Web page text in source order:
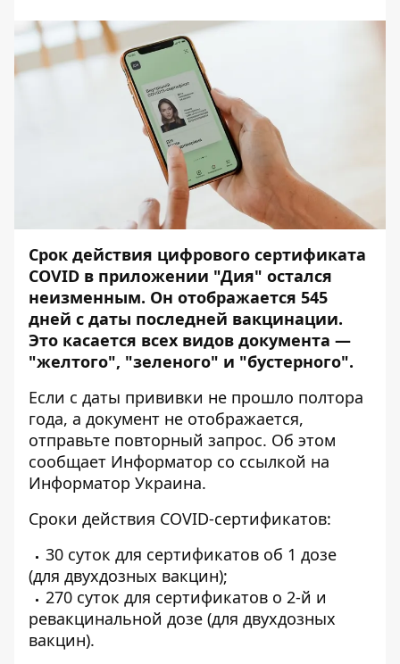
Срок действия цифрового сертификата
COVID в приложении "Дия" остался
неизменным. Он отображается 545
дней с даты последней вакцинации.
Это касается всех видов документа —
"желтого", "зеленого" и "бустерного".
Если с даты прививки не прошло полтора
года, а документ не отображается,
отправьте повторный запрос. Об этом
сообщает Информатор со ссылкой на
Информатор Украина.
Сроки действия COVID-сертификатов:
30 суток для сертификатов об 1 дозе
(для двухдозных вакцин);
270 суток для сертификатов о 2-й и
ревакцинальной дозе (для двухдозных
вакцин).